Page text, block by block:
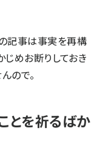
記事は事実を再構
じめお断りしておき
ので。
とを祈るばか